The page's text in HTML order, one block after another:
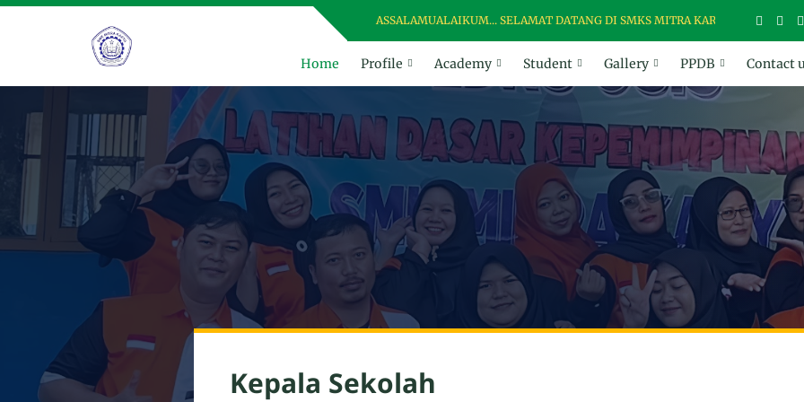
ASSALAMUALAIKUM... SELAMAT DATANG DI SMKS MITRA KARYA
Home Profile Academy Student Gallery PPDB Contact
Kepala Sekolah